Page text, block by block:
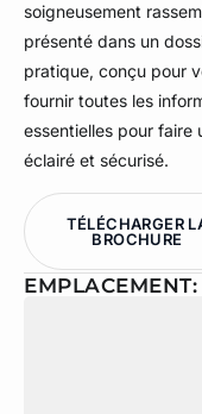
soigneusement
présenté dans un
pratique, conçu pour
fournir toutes les
essentielles pour faire
éclairé et sécurisé.
TÉLÉCHARGER
BROCHURE
EMPLACEMENT: